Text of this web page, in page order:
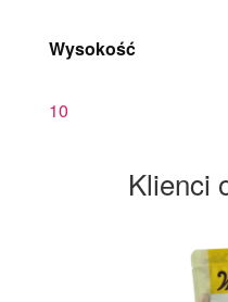
Wysokość
10
Klienci